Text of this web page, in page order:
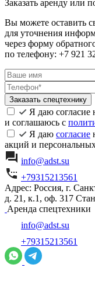
Заказать аренду или
Вы можете оставить
для уточнения
через форму
по телефону: +7 921
Заказать спецтехнику
Я даю согласие
и соглашаюсь с
Я даю согласие
акций и
info@adst.su
+79315213561
Адрес: Россия, г.
д. 21, к.1, оф. 317
Аренда спецтехники
info@adst.su
+79315213561